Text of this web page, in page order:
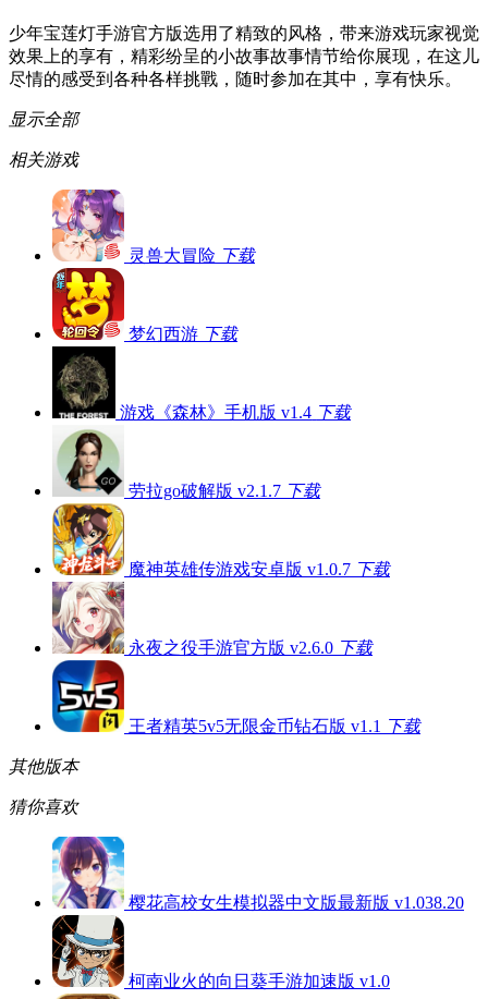
少年宝莲灯手游官方版选用了精致的风格，带来游戏玩家视觉
效果上的享有，精彩纷呈的小故事故事情节给你展现，在这儿
尽情的感受到各种各样挑戰，随时参加在其中，享有快乐。
显示全部
相关游戏
灵兽大冒险 下载
梦幻西游 下载
游戏《森林》手机版 v1.4 下载
劳拉go破解版 v2.1.7 下载
魔神英雄传游戏安卓版 v1.0.7 下载
永夜之役手游官方版 v2.6.0 下载
王者精英5v5无限金币钻石版 v1.1 下载
其他版本
猜你喜欢
樱花高校女生模拟器中文版最新版 v1.038.20
柯南业火的向日葵手游加速版 v1.0